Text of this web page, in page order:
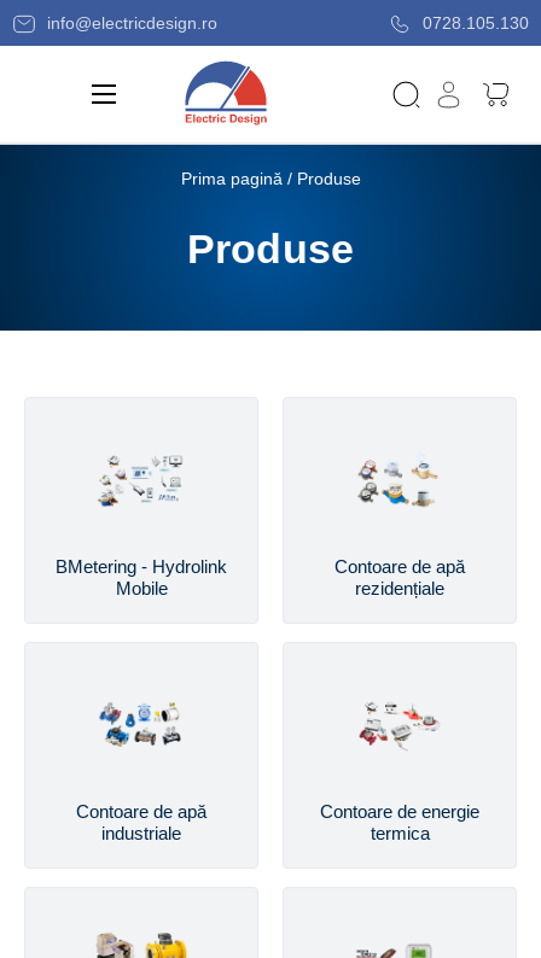
info@electricdesign.ro 0728.105.130
Prima pagină / Produse
Produse
BMetering - Hydrolink
Mobile
Contoare de apă
rezidențiale
Contoare de apă
industriale
Contoare de energie
termica